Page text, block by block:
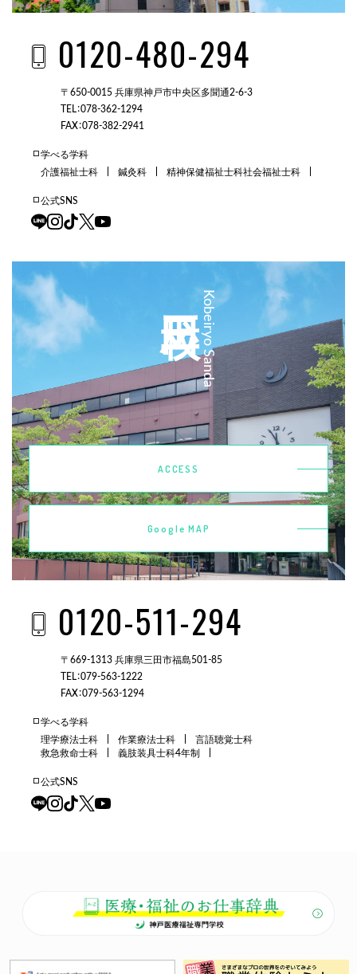
0120-480-294
〒650-0015 兵庫県神戸市中央区多聞通2-6-3
TEL：078-362-1294
FAX：078-382-2941
学べる学科
介護福祉士科
鍼灸科 精神保健福祉士科社会福祉士科
公式SNS
Kobeiryo Sanda
ACCESS
Google MAP
0120-511-294
〒669-1313 兵庫県三田市福島501-85
TEL：079-563-1222
FAX：079-563-1294
学べる学科
理学療法士科
作業療法士科
言語聴覚士科
救急救命士科
義肢装具士科4年制
公式SNS